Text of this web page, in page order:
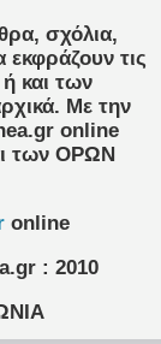
σχόλια,
εκφράζουν τις
και των
Με την
online
των ΟΡΩΝ
online
: 2010